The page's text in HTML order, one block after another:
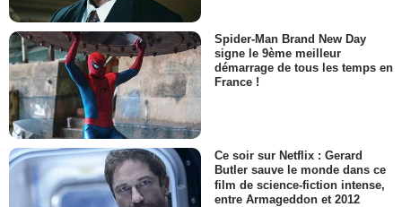
Spider-Man Brand New Day
signe le 9ème meilleur
démarrage de tous les temps en
France !
Ce soir sur Netflix : Gerard
Butler sauve le monde dans ce
film de science-fiction intense,
entre Armageddon et 2012